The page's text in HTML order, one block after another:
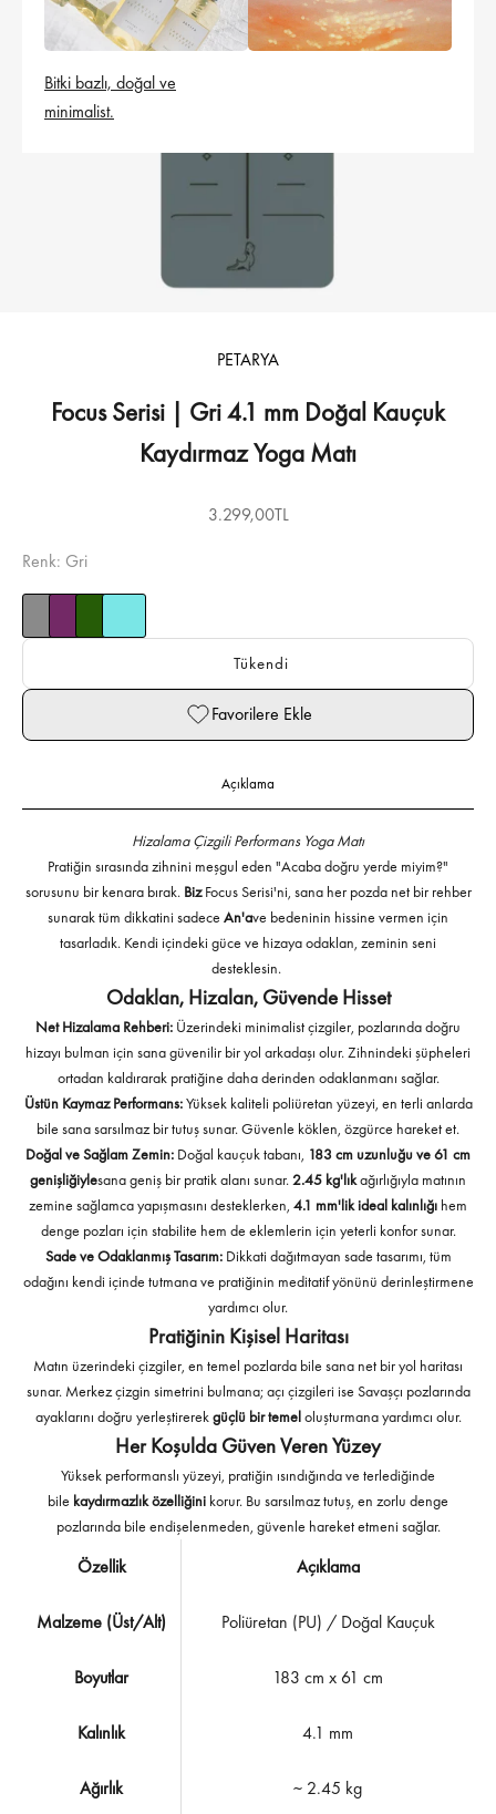
Bitki bazlı, doğal ve
minimalist.
PETARYA
Focus Serisi | Gri 4.1 mm Doğal Kauçuk
Kaydırmaz Yoga Matı
İndirimli fiyat
3.299,00TL
Renk: Gri
Tükendi
Favorilere Ekle
Açıklama
Hizalama Çizgili Performans Yoga Matı
Pratiğin sırasında zihnini meşgul eden "Acaba doğru yerde miyim?"
sorusunu bir kenara bırak. BizFocus Serisi'ni, sana her pozda net bir rehber
sunarak tüm dikkatini sadece An'ave bedeninin hissine vermen için
tasarladık. Kendi içindeki güce ve hizaya odaklan, zeminin seni
desteklesin.
Odaklan, Hizalan, Güvende Hisset
Net Hizalama Rehberi: Üzerindeki minimalist çizgiler, pozlarında doğru
hizayı bulman için sana güvenilir bir yol arkadaşı olur. Zihnindeki şüpheleri
ortadan kaldırarak pratiğine daha derinden odaklanmanı sağlar.
Üstün Kaymaz Performans:Yüksek kaliteli poliüretan yüzeyi, en terli anlarda
bile sana sarsılmaz bir tutuş sunar. Güvenle köklen, özgürce hareket et.
Doğal ve Sağlam Zemin: Doğal kauçuk tabanı, 183 cm uzunluğu ve 61 cm
genişliğiylesana geniş bir pratik alanı sunar.2.45 kg'lıkağırlığıyla matının
zemine sağlamca yapışmasını desteklerken, 4.1 mm'lik ideal kalınlığı hem
denge pozları için stabilite hem de eklemlerin için yeterli konfor sunar.
Sade ve Odaklanmış Tasarım:Dikkati dağıtmayan sade tasarımı, tüm
odağını kendi içinde tutmana ve pratiğinin meditatif yönünü derinleştirmene
yardımcı olur.
Pratiğinin Kişisel Haritası
Matın üzerindeki çizgiler, en temel pozlarda bile sana net bir yol haritası
sunar. Merkez çizgin simetrini bulmana; açı çizgileri ise Savaşçı pozlarında
ayaklarını doğru yerleştirerekgüçlü bir temeloluşturmana yardımcı olur.
Her Koşulda Güven Veren Yüzey
Yüksek performanslı yüzeyi, pratiğin ısındığında ve terlediğinde
bile kaydırmazlık özelliğini korur. Bu sarsılmaz tutuş, en zorlu denge
pozlarında bile endişelenmeden, güvenle hareket etmeni sağlar.
Özellik Açıklama
Malzeme (Üst/Alt) Poliüretan (PU) / Doğal Kauçuk
Boyutlar 183 cm x 61 cm
Kalınlık 4.1 mm
Ağırlık ~ 2.45 kg